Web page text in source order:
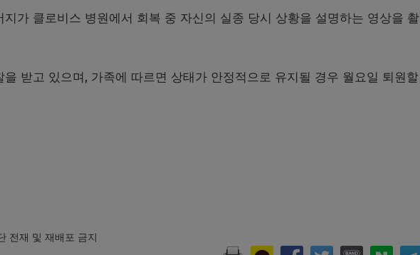
가 클로비스 병원에서 회복 중 자신의 실종 당시 상황을 설명하는 영상을 촬
받고 있으며, 가족에 따르면 상태가 안정적으로 유지될 경우 월요일 퇴원할
전재 및 재배포 금지